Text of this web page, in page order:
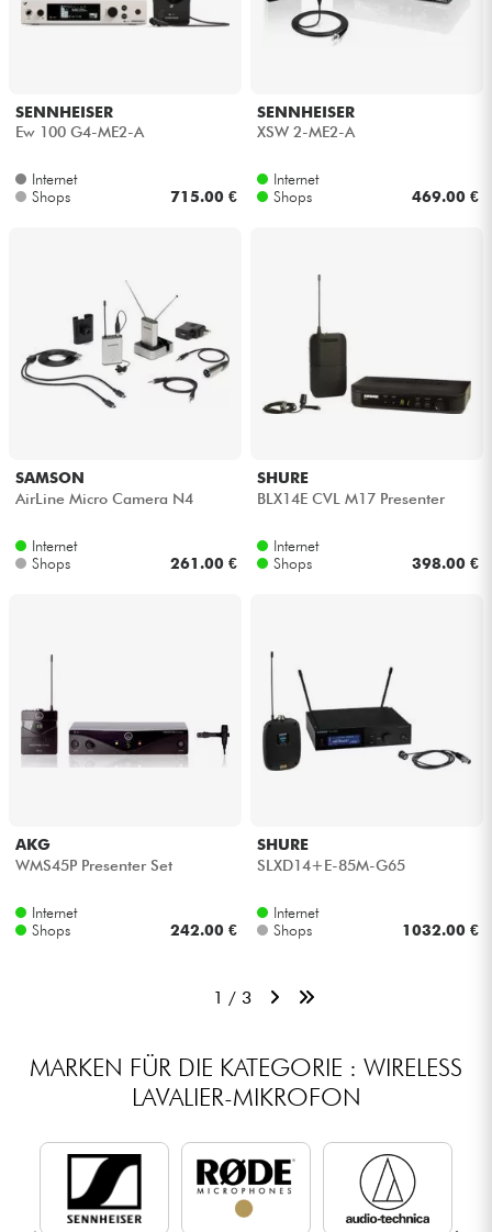
SENNHEISER
Ew 100 G4-ME2-A
Internet
Shops
715.00 €
SENNHEISER
XSW 2-ME2-A
Internet
Shops
469.00 €
SAMSON
AirLine Micro Camera N4
Internet
Shops
261.00 €
SHURE
BLX14E CVL M17 Presenter
Internet
Shops
398.00 €
AKG
WMS45P Presenter Set
Internet
Shops
242.00 €
SHURE
SLXD14+E-85M-G65
Internet
Shops
1032.00 €
1 / 3
MARKEN FÜR DIE KATEGORIE : WIRELESS
LAVALIER-MIKROFON